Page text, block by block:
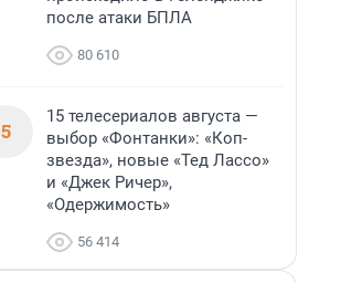
после атаки БПЛА
80 610
5
15 телесериалов августа —
выбор «Фонтанки»: «Коп-
звезда», новые «Тед Лассо»
и «Джек Ричер»,
«Одержимость»
56 414